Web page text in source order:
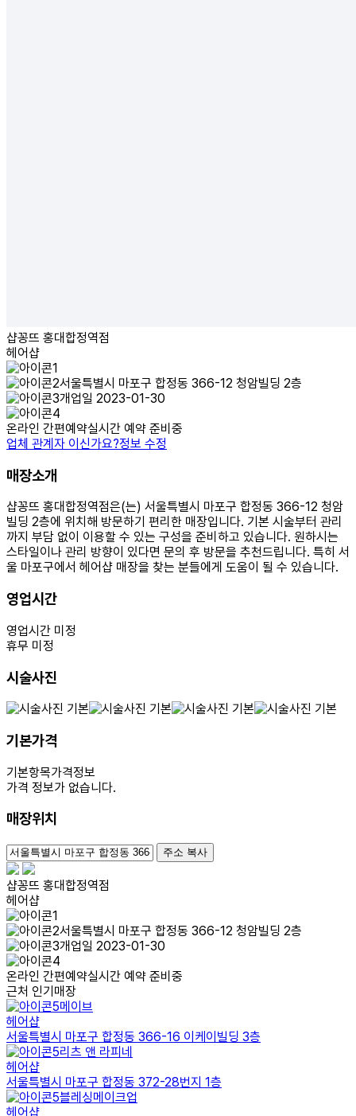
샵꽁뜨 홍대합정역점
헤어샵
서울특별시 마포구 합정동 366-12 청암빌딩 2층
개업일 2023-01-30
온라인 간편예약실시간 예약 준비중
업체 관계자 이신가요?정보 수정
매장소개
샵꽁뜨 홍대합정역점은(는) 서울특별시 마포구 합정동 366-12 청암
빌딩 2층에 위치해 방문하기 편리한 매장입니다. 기본 시술부터 관리
까지 부담 없이 이용할 수 있는 구성을 준비하고 있습니다. 원하시는
스타일이나 관리 방향이 있다면 문의 후 방문을 추천드립니다. 특히 서
울 마포구에서 헤어샵 매장을 찾는 분들에게 도움이 될 수 있습니다.
영업시간
영업시간 미정
휴무 미정
시술사진
기본가격
기본항목가격정보
가격 정보가 없습니다.
매장위치
주소 복사
샵꽁뜨 홍대합정역점
헤어샵
서울특별시 마포구 합정동 366-12 청암빌딩 2층
개업일 2023-01-30
온라인 간편예약실시간 예약 준비중
근처 인기매장
메이브
헤어샵
서울특별시 마포구 합정동 366-16 이케이빌딩 3층
리츠 앤 라피네
헤어샵
서울특별시 마포구 합정동 372-28번지 1층
블레싱메이크업
헤어샵